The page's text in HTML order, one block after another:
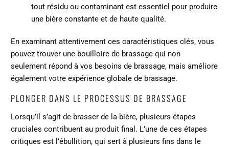
tout résidu ou contaminant est essentiel pour produire
une bière constante et de haute qualité.
En examinant attentivement ces caractéristiques clés, vous
pouvez trouver une bouilloire de brassage qui non
seulement répond à vos besoins de brassage, mais améliore
également votre expérience globale de brassage.
PLONGER DANS LE PROCESSUS DE BRASSAGE
Lorsqu’il s’agit de brasser de la bière, plusieurs étapes
cruciales contribuent au produit final. L’une de ces étapes
critiques est l’ébullition, qui sert à plusieurs fins dans le